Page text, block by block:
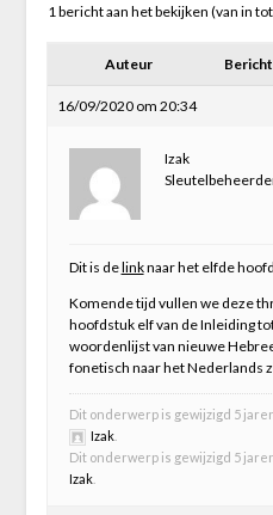
1 bericht aan het bekijken (van in
Auteur
16/09/2020 om 20:34
Izak
Dit is delinknaar het elfde
Komende tijd vullen we deze
hoofdstuk elf van de Inleiding
woordenlijst van nieuwe
fonetisch naar het Nederlands
Dit onderwerp is gewijzigd 5
Izak.
Dit onderwerp is gewijzigd 5
Izak.